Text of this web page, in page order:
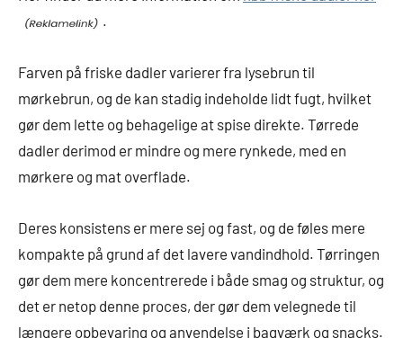
.
Farven på friske dadler varierer fra lysebrun til
mørkebrun, og de kan stadig indeholde lidt fugt, hvilket
gør dem lette og behagelige at spise direkte. Tørrede
dadler derimod er mindre og mere rynkede, med en
mørkere og mat overflade.
Deres konsistens er mere sej og fast, og de føles mere
kompakte på grund af det lavere vandindhold. Tørringen
gør dem mere koncentrerede i både smag og struktur, og
det er netop denne proces, der gør dem velegnede til
længere opbevaring og anvendelse i bagværk og snacks.